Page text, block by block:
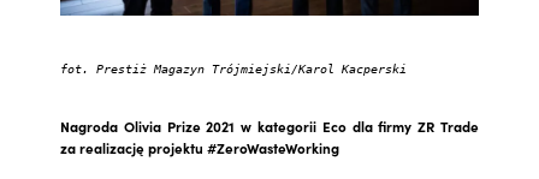
fot. Prestiż Magazyn Trójmiejski/Karol Kacperski
Nagroda Olivia Prize 2021 w kategorii Eco dla firmy ZR Trade
za realizację projektu #ZeroWasteWorking